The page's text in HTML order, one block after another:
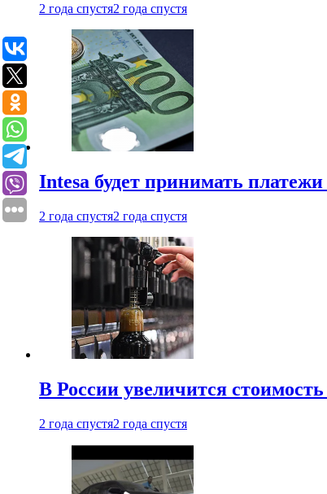
2 года спустя2 года спустя
Intesa будет принимать
2 года спустя2 года спустя
В России увеличится
2 года спустя2 года спустя